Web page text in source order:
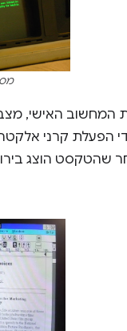
האישי, מצב
הפעלת קרני